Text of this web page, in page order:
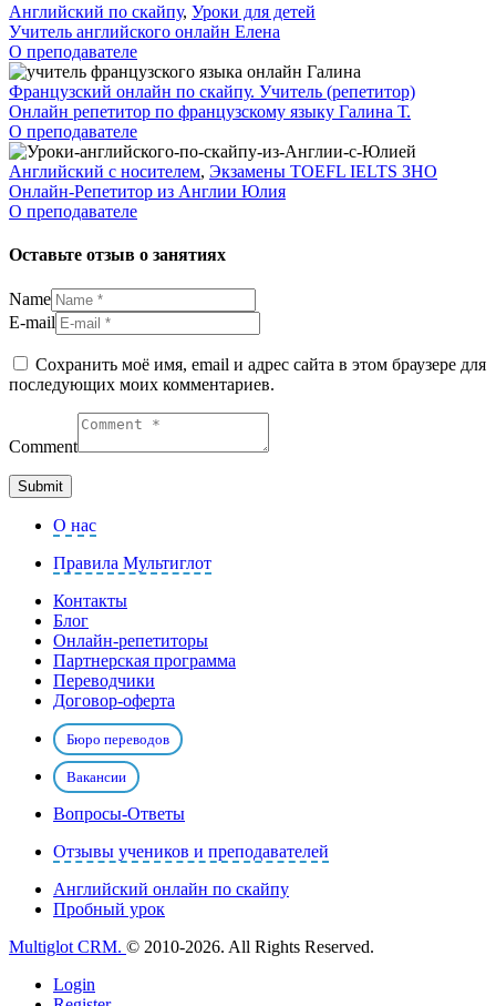
Английский по скайпу, Уроки для детей
Учитель английского онлайн Елена
О преподавателе
Французский онлайн по скайпу. Учитель (репетитор)
Онлайн репетитор по французскому языку Галина Т.
О преподавателе
Английский с носителем, Экзамены TOEFL IELTS ЗНО
Онлайн-Репетитор из Англии Юлия
О преподавателе
Оставьте отзыв о занятиях
Name
E-mail
Сохранить моё имя, email и адрес сайта в этом браузере для
последующих моих комментариев.
Comment
О нас
Правила Мультиглот
Контакты
Блог
Онлайн-репетиторы
Партнерская программа
Переводчики
Договор-оферта
Бюро переводов
Вакансии
Вопросы-Ответы
Отзывы учеников и преподавателей
Английский онлайн по скайпу
Пробный урок
Multiglot CRM. © 2010-2026. All Rights Reserved.
Login